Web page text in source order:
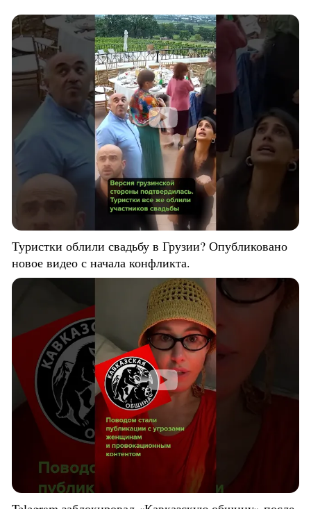
Туристки облили свадьбу в Грузии? Опубликовано
новое видео с начала конфликта.